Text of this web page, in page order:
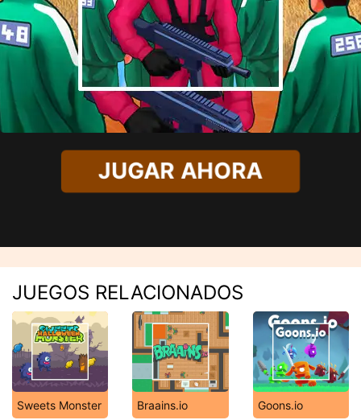
JUGAR AHORA
JUEGOS RELACIONADOS
Sweets Monster Braains.io Goons.io